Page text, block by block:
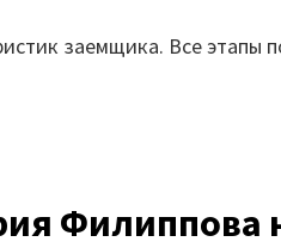
заемщика. Все этапы
Филиппова